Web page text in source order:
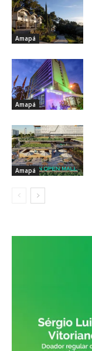
Amapá
Amapá
Amapá